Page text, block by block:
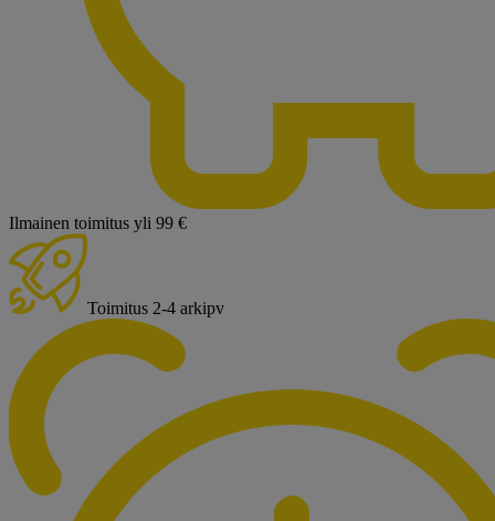
Ilmainen toimitus yli 99 €
Toimitus 2-4 arkipv